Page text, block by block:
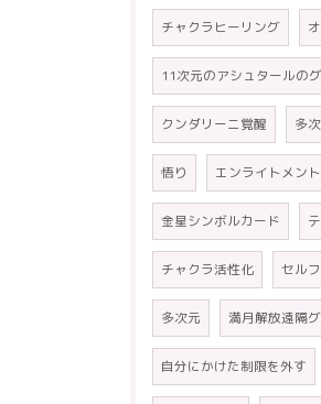
チャクラヒーリング
11次元のアシュタールの
クンダリーニ覚醒 多
悟り エンライトメント
金星シンボルカード
チャクラ活性化 セル
多次元 満月解放遠隔
自分にかけた制限を外す